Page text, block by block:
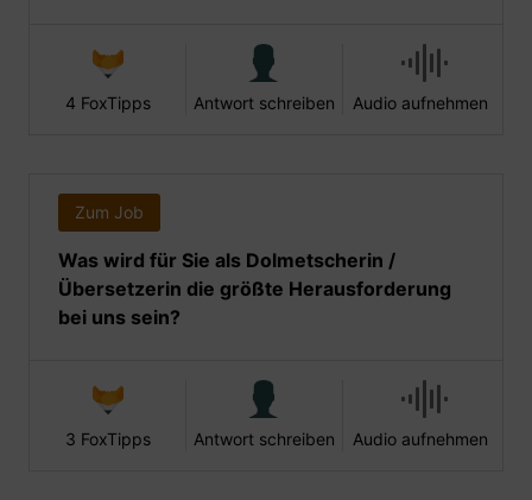
4 FoxTipps Antwort schreiben Audio aufnehmen
Zum Job
Was wird für Sie als Dolmetscherin /
Übersetzerin die größte Herausforderung
bei uns sein?
3 FoxTipps Antwort schreiben Audio aufnehmen